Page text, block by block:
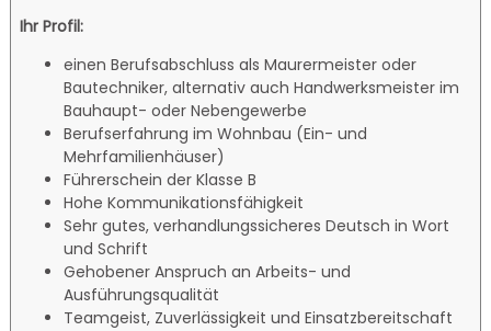
Ihr Profil:
einen Berufsabschluss als Maurermeister oder
Bautechniker, alternativ auch Handwerksmeister im
Bauhaupt- oder Nebengewerbe
Berufserfahrung im Wohnbau (Ein- und
Mehrfamilienhäuser)
Führerschein der Klasse B
Hohe Kommunikationsfähigkeit
Sehr gutes, verhandlungssicheres Deutsch in Wort
und Schrift
Gehobener Anspruch an Arbeits- und
Ausführungsqualität
Teamgeist, Zuverlässigkeit und Einsatzbereitschaft